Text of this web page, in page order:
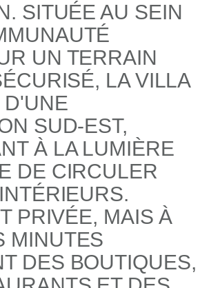
SITUÉE AU SEIN
UN TERRAIN
LA VILLA
D'UNE
SUD-EST,
À LA LUMIÈRE
DE CIRCULER
PRIVÉE, MAIS À
MINUTES
DES BOUTIQUES,